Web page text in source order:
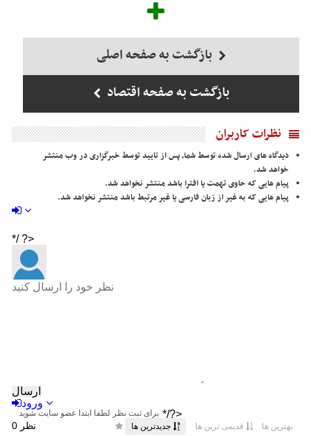
بازگشت به صفحه اصلی
بازگشت به صفحه اقتصاد
نظرات کاربران
دیدگاه های ارسال شده توسط شما، پس از تایید توسط خبرگزاری در وب منتشر
خواهد شد.
پیام هایی که حاوی تهمت یا افترا باشد منتشر نخواهد شد.
پیام هایی که به غیر از زبان فارسی یا غیر مرتبط باشد منتشر نخواهد شد.